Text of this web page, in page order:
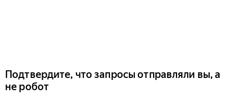
Подтвердите, что запросы отправляли вы, а
не робот